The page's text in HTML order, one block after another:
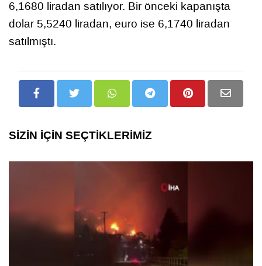
6,1680 liradan satılıyor. Bir önceki kapanışta
dolar 5,5240 liradan, euro ise 6,1740 liradan
satılmıştı.
SİZİN İÇİN SEÇTİKLERİMİZ